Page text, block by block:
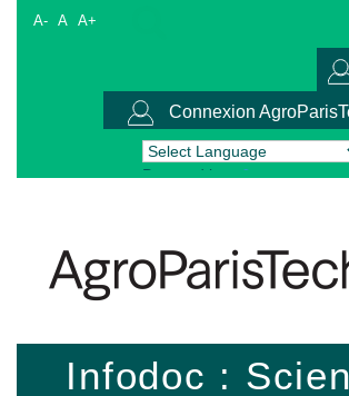
A- A A+
Connexion
Powered by
Infodoc :